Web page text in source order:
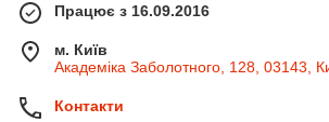
Працює з 16.09.2016
м. Київ
Академіка Заболотного, 128, 03143,
Контакти